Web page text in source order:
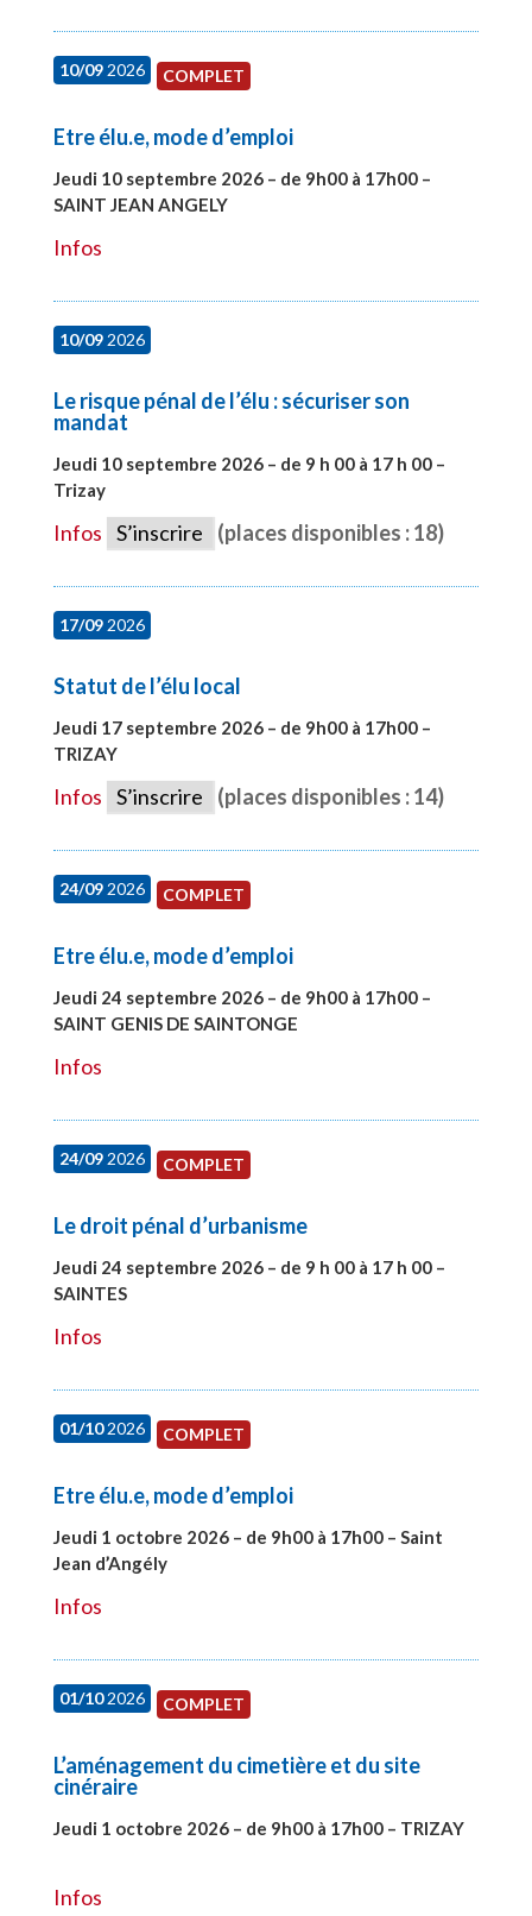
10/092026 COMPLET
Etre élu.e, mode d’emploi
Jeudi 10 septembre 2026 – de 9h00 à 17h00 –
SAINT JEAN ANGELY
Infos
10/092026
Le risque pénal de l’élu : sécuriser son
mandat
Jeudi 10 septembre 2026 – de 9 h 00 à 17 h 00 –
Trizay
Infos S’inscrire (places disponibles : 18)
17/092026
Statut de l’élu local
Jeudi 17 septembre 2026 – de 9h00 à 17h00 –
TRIZAY
Infos S’inscrire (places disponibles : 14)
24/092026 COMPLET
Etre élu.e, mode d’emploi
Jeudi 24 septembre 2026 – de 9h00 à 17h00 –
SAINT GENIS DE SAINTONGE
Infos
24/092026 COMPLET
Le droit pénal d’urbanisme
Jeudi 24 septembre 2026 – de 9 h 00 à 17 h 00 –
SAINTES
Infos
01/102026 COMPLET
Etre élu.e, mode d’emploi
Jeudi 1 octobre 2026 – de 9h00 à 17h00 – Saint
Jean d’Angély
Infos
01/102026 COMPLET
L’aménagement du cimetière et du site
cinéraire
Jeudi 1 octobre 2026 – de 9h00 à 17h00 – TRIZAY
Infos